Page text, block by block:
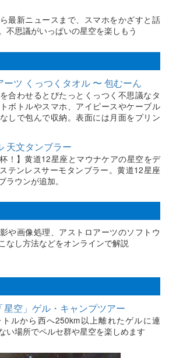
最新ニュースまで、スマホをかざすと話
不思議がいっぱいの星空を楽しもう
ーツ くっつくタオル 〜 包むーん
合わせるとぴたっとくっつく不思議なタ
ボトルやスマホ、アイピースやケーブル
しで包んで収納。表面には月面をプリン
天文タンブラー
杯！】黄道12星座とマウナケアの星空をデ
テンレスサーモタンブラー。黄道12星座
ラウンが追加。
や画像処理、アストロアーツのソフトウ
なし方法などをオンラインで解説
星空」ゲル・キャンプツアー
ルから西へ250km以上離れたゲルに連
い場所でペルセ群や星空を楽しめます